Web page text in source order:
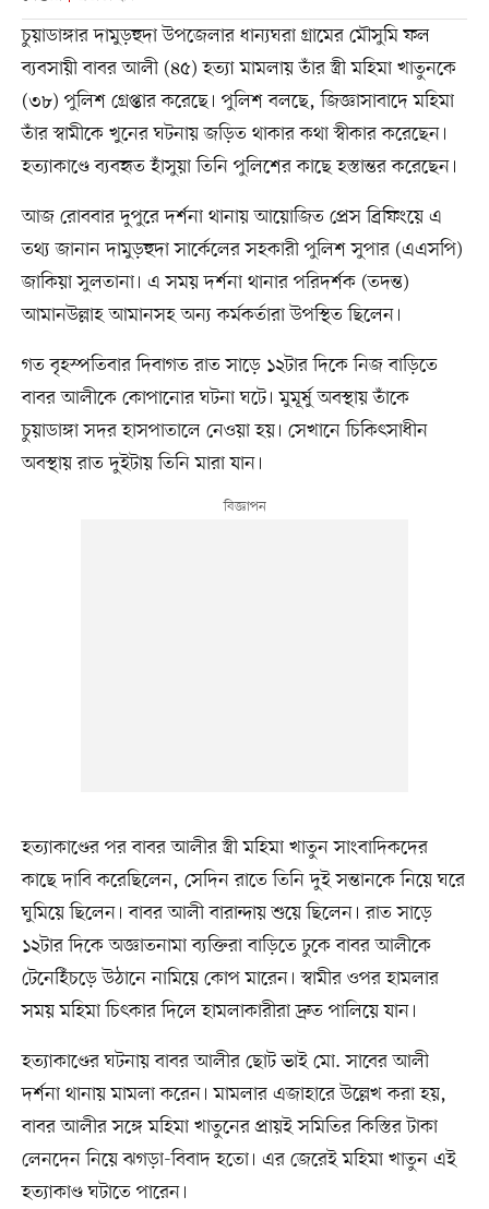
চুয়াডাঙ্গার দামুড়হুদা উপজেলার ধান্যঘরা গ্রামের মৌসুমি ফল
ব্যবসায়ী বাবর আলী (৪৫) হত্যা মামলায় তাঁর স্ত্রী মহিমা খাতুনকে
(৩৮) পুলিশ গ্রেপ্তার করেছে। পুলিশ বলছে, জিজ্ঞাসাবাদে মহিমা
তাঁর স্বামীকে খুনের ঘটনায় জড়িত থাকার কথা স্বীকার করেছেন।
হত্যাকাণ্ডে ব্যবহৃত হাঁসুয়া তিনি পুলিশের কাছে হস্তান্তর করেছেন।
আজ রোববার দুপুরে দর্শনা থানায় আয়োজিত প্রেস ব্রিফিংয়ে এ
তথ্য জানান দামুড়হুদা সার্কেলের সহকারী পুলিশ সুপার (এএসপি)
জাকিয়া সুলতানা। এ সময় দর্শনা থানার পরিদর্শক (তদন্ত)
আমানউল্লাহ আমানসহ অন্য কর্মকর্তারা উপস্থিত ছিলেন।
গত বৃহস্পতিবার দিবাগত রাত সাড়ে ১২টার দিকে নিজ বাড়িতে
বাবর আলীকে কোপানোর ঘটনা ঘটে। মুমূর্ষু অবস্থায় তাঁকে
চুয়াডাঙ্গা সদর হাসপাতালে নেওয়া হয়। সেখানে চিকিৎসাধীন
অবস্থায় রাত দুইটায় তিনি মারা যান।
হত্যাকাণ্ডের পর বাবর আলীর স্ত্রী মহিমা খাতুন সাংবাদিকদের
কাছে দাবি করেছিলেন, সেদিন রাতে তিনি দুই সন্তানকে নিয়ে ঘরে
ঘুমিয়ে ছিলেন। বাবর আলী বারান্দায় শুয়ে ছিলেন। রাত সাড়ে
১২টার দিকে অজ্ঞাতনামা ব্যক্তিরা বাড়িতে ঢুকে বাবর আলীকে
টেনেহিঁচড়ে উঠানে নামিয়ে কোপ মারেন। স্বামীর ওপর হামলার
সময় মহিমা চিৎকার দিলে হামলাকারীরা দ্রুত পালিয়ে যান।
হত্যাকাণ্ডের ঘটনায় বাবর আলীর ছোট ভাই মো. সাবের আলী
দর্শনা থানায় মামলা করেন। মামলার এজাহারে উল্লেখ করা হয়,
বাবর আলীর সঙ্গে মহিমা খাতুনের প্রায়ই সমিতির কিস্তির টাকা
লেনদেন নিয়ে ঝগড়া-বিবাদ হতো। এর জেরেই মহিমা খাতুন এই
হত্যাকাণ্ড ঘটাতে পারেন।